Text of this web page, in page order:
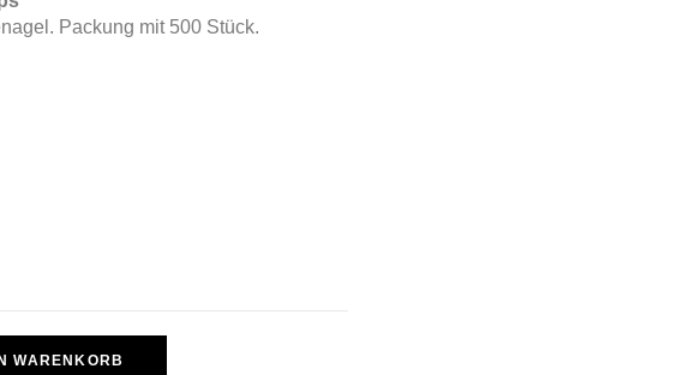
Packung mit 500 Stück.
WARENKORB